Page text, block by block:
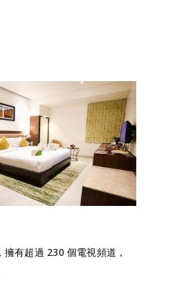
有超過 230 個電視頻道，